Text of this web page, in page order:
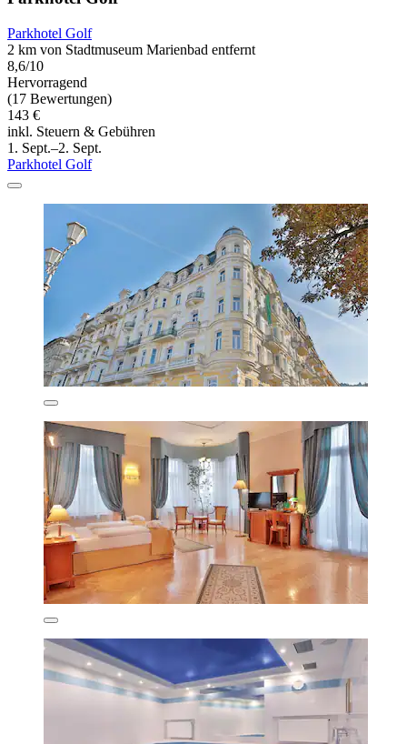
Parkhotel Golf
2 km von Stadtmuseum Marienbad entfernt
8,6/10
Hervorragend
(17 Bewertungen)
143 €
inkl. Steuern & Gebühren
1. Sept.–2. Sept.
Parkhotel Golf